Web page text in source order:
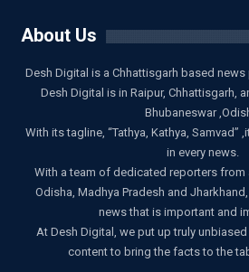
About Us
Desh Digital is a Chhattisgarh based
Desh Digital is in Raipur, Chhattisgarh,
Bhubaneswar
With its tagline, “Tathya, Kathya, Samvad”
in every news.
With a team of dedicated reporters from
Odisha, Madhya Pradesh and
news that is important and
At Desh Digital, we put up truly
content to bring the facts to the